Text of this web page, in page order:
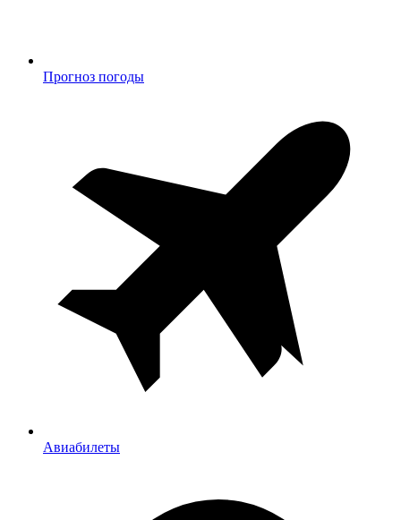
Прогноз погоды
Авиабилеты